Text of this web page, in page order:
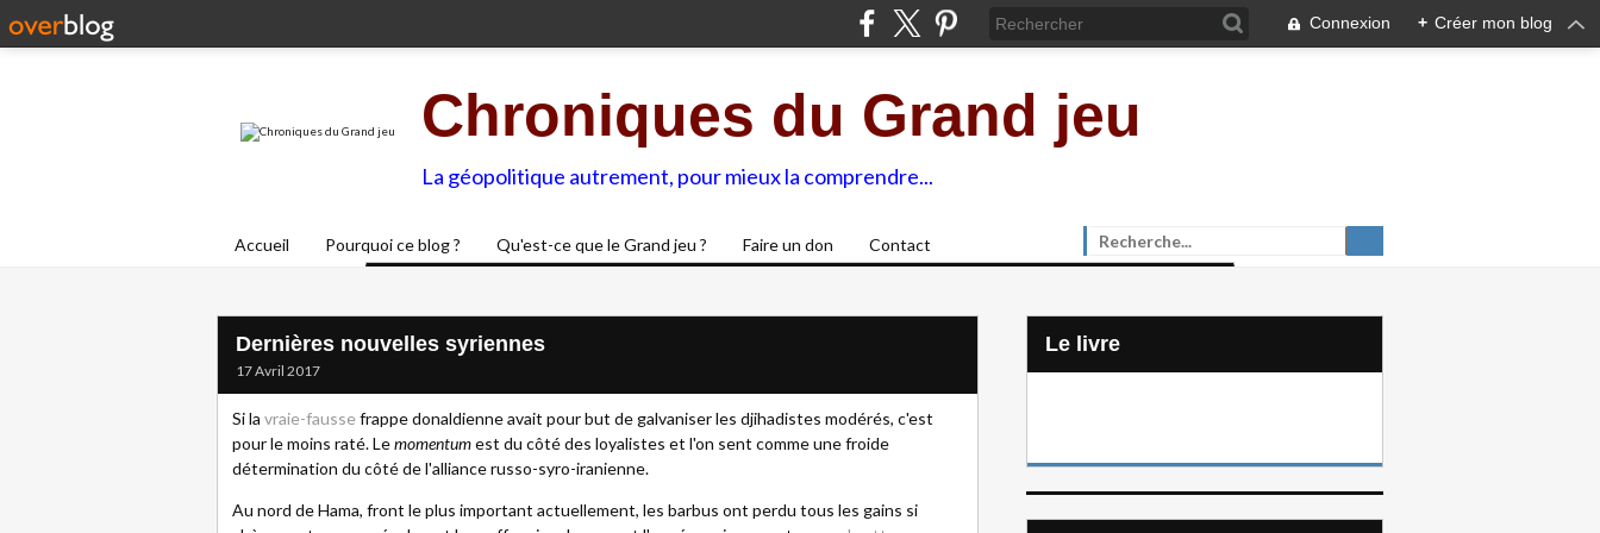
Connexion + Créer mon blog
Chroniques du Grand jeu
La géopolitique autrement, pour mieux la comprendre...
Accueil Pourquoi ce blog ? Qu'est-ce que le Grand jeu ? Faire un don Contact
Dernières nouvelles syriennes
17 Avril 2017
Si la vraie-fausse frappe donaldienne avait pour but de galvaniser les djihadistes modérés, c'est
pour le moins raté. Lemomentumest du côté des loyalistes et l'on sent comme une froide
détermination du côté de l'alliance russo-syro-iranienne.
Au nord de Hama, front le plus important actuellement, les barbus ont perdu tous les gains si
Le livre